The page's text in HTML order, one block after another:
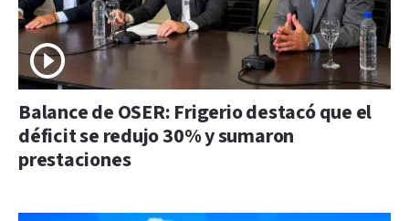
Balance de OSER: Frigerio destacó que el
déficit se redujo 30% y sumaron
prestaciones